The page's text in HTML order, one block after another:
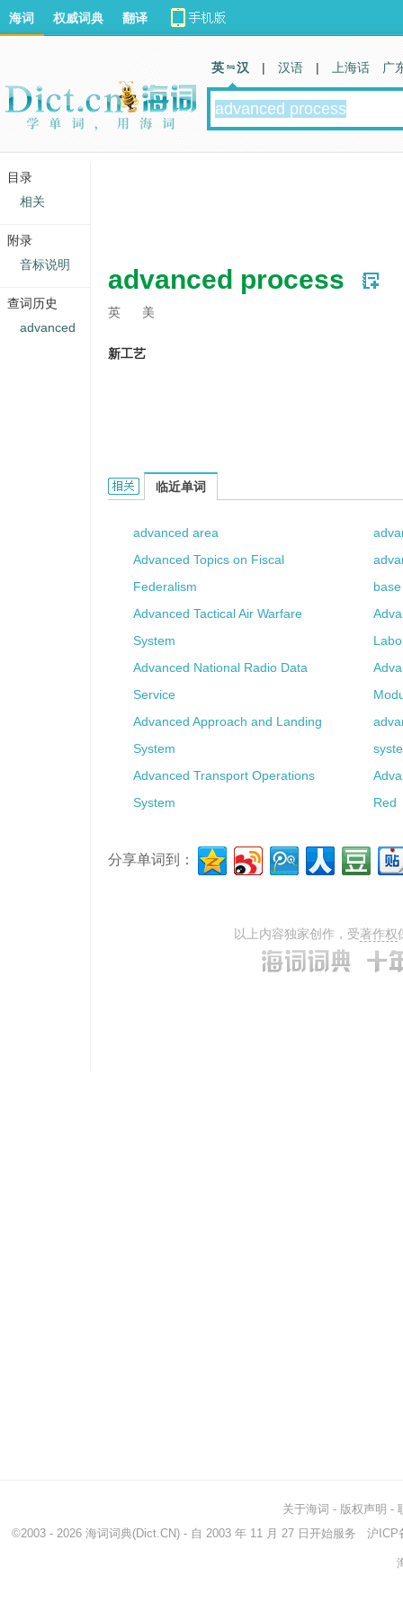
advanced process
英 美
新工艺
advanced process的相关资料：
临近单词
advanced area
Advanced Topics on Fiscal
Federalism
base
Advanced Tactical Air Warfare
System
Advanced National Radio Data
Service
Advanced Approach and Landing
System
Advanced Transport Operations
System
Red
分享单词到：
以上内容独家创作，受著作权
海词 权威词典 翻译
英 汉 | 汉语 | 上海话 广
关于海词 - 版权声明 -
©2003 - 2026 海词词典(Dict.CN) - 自 2003 年 11 月 27 日开始服务 沪ICP
目录
相关
附录
音标说明
查词历史
advanced